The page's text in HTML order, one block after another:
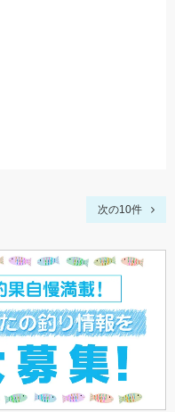
次の10件